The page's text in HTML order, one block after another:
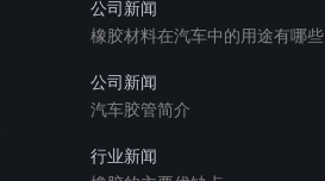
公司新闻
橡胶材料在汽车中的用途有哪些
公司新闻
汽车胶管简介
行业新闻